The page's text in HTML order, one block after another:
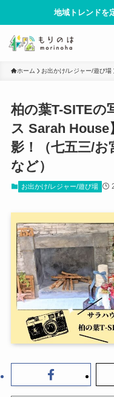
地域トレンドを
ホーム お出かけ/レジャー/遊び場
柏の葉T-SITEの
ス Sarah House
影！（七五三/お
など）
お出かけ/レジャー/遊び場